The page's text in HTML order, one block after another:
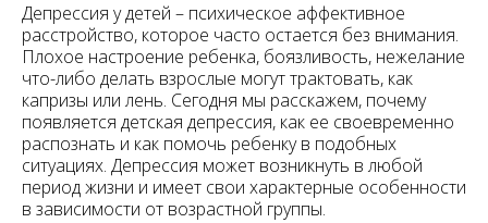
Депрессия у детей – психическое аффективное
расстройство, которое часто остается без внимания.
Плохое настроение ребенка, боязливость, нежелание
что-либо делать взрослые могут трактовать, как
капризы или лень. Сегодня мы расскажем, почему
появляется детская депрессия, как ее своевременно
распознать и как помочь ребенку в подобных
ситуациях. Депрессия может возникнуть в любой
период жизни и имеет свои характерные особенности
в зависимости от возрастной группы.